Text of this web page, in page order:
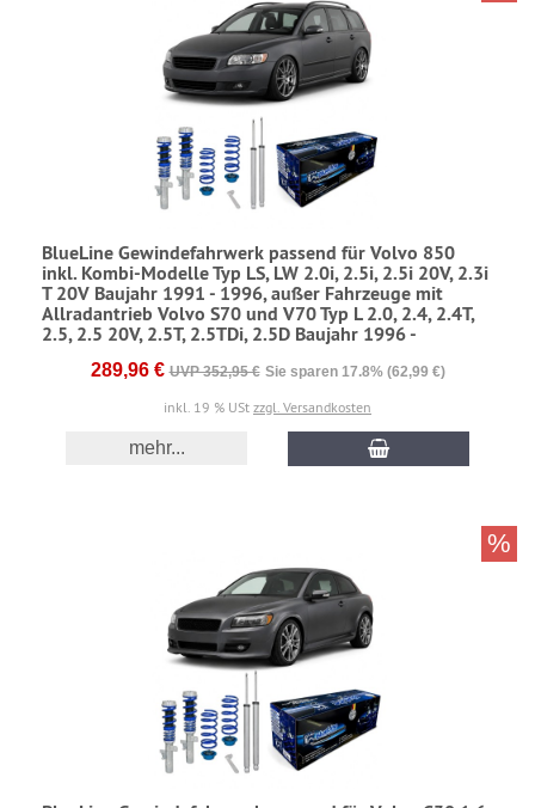
BlueLine Gewindefahrwerk passend für Volvo 850
inkl. Kombi-Modelle Typ LS, LW 2.0i, 2.5i, 2.5i 20V, 2.3i
T 20V Baujahr 1991 - 1996, außer Fahrzeuge mit
Allradantrieb Volvo S70 und V70 Typ L 2.0, 2.4, 2.4T,
2.5, 2.5 20V, 2.5T, 2.5TDi, 2.5D Baujahr 1996 -
289,96 € UVP 352,95 € Sie sparen 17.8% (62,99 €)
inkl. 19 % USt zzgl. Versandkosten
mehr...
%